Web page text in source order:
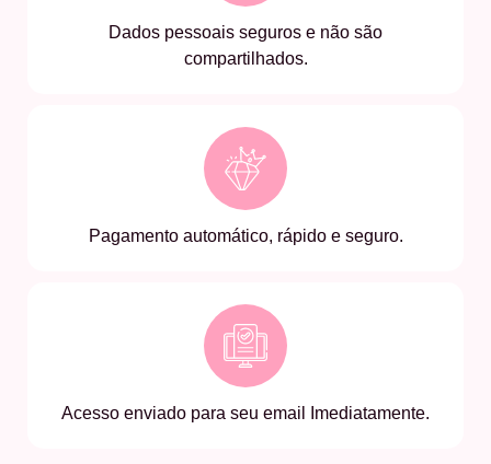
Dados pessoais seguros e não são
compartilhados.
Pagamento automático, rápido e seguro.
Acesso enviado para seu email Imediatamente.